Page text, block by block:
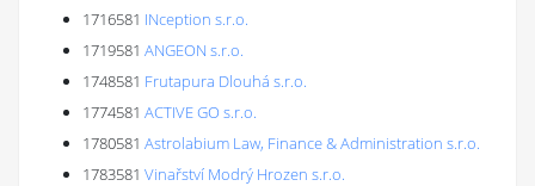
1716581 INception s.r.o.
1719581 ANGEON s.r.o.
1748581 Frutapura Dlouhá s.r.o.
1774581 ACTIVE GO s.r.o.
1780581 Astrolabium Law, Finance & Administration s.r.o.
1783581 Vinařství Modrý Hrozen s.r.o.